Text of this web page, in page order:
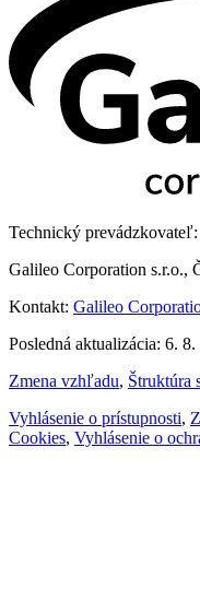
Technický prevádzkovateľ:
Galileo Corporation s.r.o.,
Kontakt: Galileo
Posledná aktualizácia: 6. 8.
Zmena vzhľadu, Štruktúra
Vyhlásenie o prístupnosti,
Cookies, Vyhlásenie o